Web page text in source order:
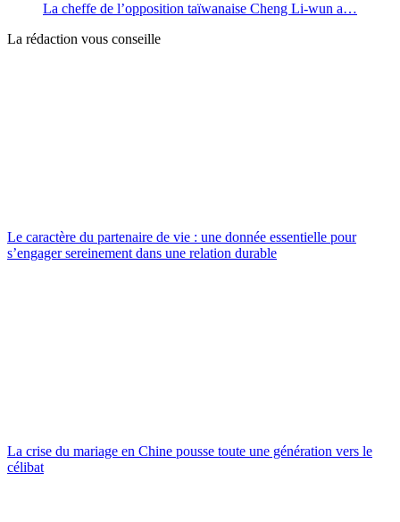
La cheffe de l’opposition taïwanaise Cheng Li-wun a…
La rédaction vous conseille
Le caractère du partenaire de vie : une donnée essentielle pour
s’engager sereinement dans une relation durable
La crise du mariage en Chine pousse toute une génération vers le
célibat